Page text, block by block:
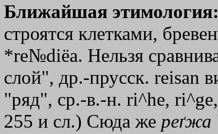
Ближайшая
строятся клетками,
*re№diёa. Нельзя
слой", др.-прусск. reisan
"ряд", ср.-в.-н. ri^he,
255 и сл.) Сюда же реґжа